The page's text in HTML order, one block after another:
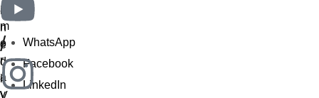
/
WhatsApp
Facebook
LinkedIn